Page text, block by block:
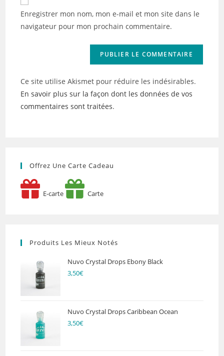
comment
votre
(facultatif)
Enregistrer mon nom, mon e-mail et mon site dans le
navigateur pour mon prochain commentaire.
Ce site utilise Akismet pour réduire les indésirables.
En savoir plus sur la façon dont les données de vos
commentaires sont traitées.
Offrez Une Carte Cadeau
E-carte Carte
Produits Les Mieux Notés
Nuvo Crystal Drops Ebony Black
3,50€
Nuvo Crystal Drops Caribbean Ocean
3,50€